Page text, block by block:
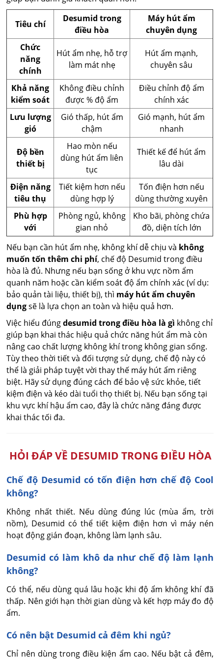
Tiêu chí
Desumid trong
điều hòa
Máy hút ẩm
chuyên dụng
Chức
năng
chính
Hút ẩm nhẹ, hỗ trợ
làm mát nhẹ
Hút ẩm mạnh,
chuyên sâu
Khả năng
kiểm soát
Không điều chỉnh
được % độ ẩm
Điều chỉnh độ ẩm
chính xác
Lưu lượng
gió
Gió thấp, hút ẩm
chậm
Gió mạnh, hút ẩm
nhanh
Độ bền
thiết bị
Hao mòn nếu
dùng hút ẩm liên
tục
Thiết kế để hút ẩm
lâu dài
Điện năng
tiêu thụ
Tiết kiệm hơn nếu
dùng hợp lý
Tốn điện hơn nếu
dùng thường xuyên
Phù hợp
với
Phòng ngủ, không
gian nhỏ
Kho bãi, phòng chứa
đồ, diện tích lớn
Nếu bạn cần hút ẩm nhẹ, không khí dễ chịu và không
muốn tốn thêm chi phí, chế độ Desumid trong điều
hòa là đủ. Nhưng nếu bạn sống ở khu vực nồm ẩm
quanh năm hoặc cần kiểm soát độ ẩm chính xác (ví dụ:
bảo quản tài liệu, thiết bị), thì máy hút ẩm chuyên
dụngsẽ là lựa chọn an toàn và hiệu quả hơn.
Việc hiểu đúngdesumid trong điều hòa là gì không chỉ
giúp bạn khai thác hiệu quả chức năng hút ẩm mà còn
nâng cao chất lượng không khí trong không gian sống.
Tùy theo thời tiết và đối tượng sử dụng, chế độ này có
thể là giải pháp tuyệt vời thay thế máy hút ẩm riêng
biệt. Hãy sử dụng đúng cách để bảo vệ sức khỏe, tiết
kiệm điện và kéo dài tuổi thọ thiết bị. Nếu bạn sống tại
khu vực khí hậu ẩm cao, đây là chức năng đáng được
khai thác tối đa.
HỎI ĐÁP VỀ DESUMID TRONG ĐIỀU HÒA
Chế độ Desumid có tốn điện hơn chế độ Cool
không?
Không nhất thiết. Nếu dùng đúng lúc (mùa ẩm, trời
nồm), Desumid có thể tiết kiệm điện hơn vì máy nén
hoạt động gián đoạn, không làm lạnh sâu.
Desumid có làm khô da như chế độ làm lạnh
không?
Có thể, nếu dùng quá lâu hoặc khi độ ẩm không khí đã
thấp. Nên giới hạn thời gian dùng và kết hợp máy đo độ
ẩm.
Có nên bật Desumid cả đêm khi ngủ?
Chỉ nên dùng trong điều kiện ẩm cao. Nếu bật cả đêm,